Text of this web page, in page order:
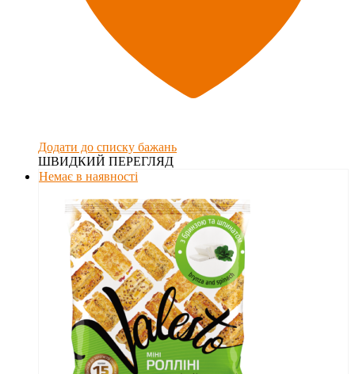
Додати до списку бажань
ШВИДКИЙ ПЕРЕГЛЯД
Немає в наявності